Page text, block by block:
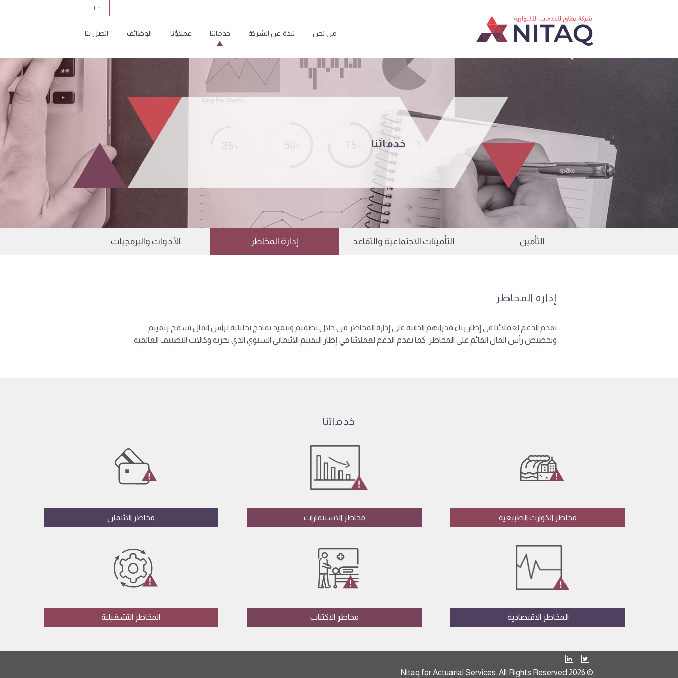
En
من نحن نبذة عن الشركة خدماتنا عملاؤنا الوظائف اتصل بنا
خدماتنا
التأمين التأمينات الاجتماعية والتقاعد إدارة المخاطر الأدوات والبرمجيات
إدارة المخاطر
نقدم الدعم لعملائنا في إطار بناء قدراتهم الذاتية على إدارة المخاطر من خلال تصميم وتنفيذ نماذج تحليلية لرأس المال تسمح بتقييم
وتخصيص رأس المال القائم على المخاطر. كما نقدم الدعم لعملائنا في إطار التقييم الائتماني السنوي الذي تجريه وكالات التصنيف العالمية.
خدماتنا
مخاطر الكوارث الطبيعية مخاطر الاستثمارات مخاطر الائتمان
المخاطر الاقتصادية مخاطر الاكتتاب المخاطر التشغيلية
© 2026 Nitaq for Actuarial Services, All Rights Reserved.